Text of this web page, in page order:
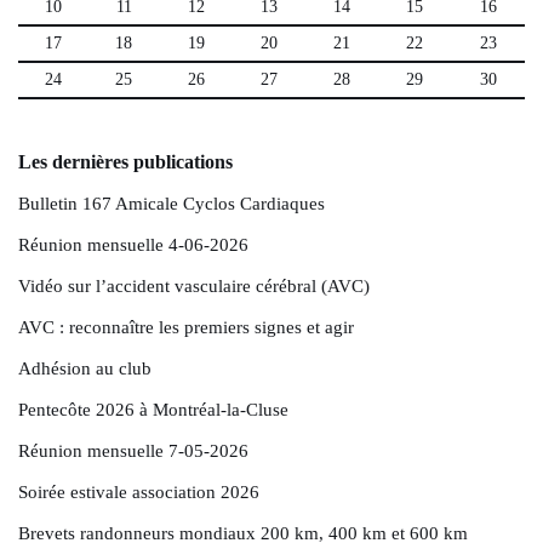
10
11 12 13 14 15
16
17
18 19 20 21 22
23
24
25 26 27 28 29 30
Les dernières publications
Bulletin 167 Amicale Cyclos Cardiaques
Réunion mensuelle 4-06-2026
Vidéo sur l’accident vasculaire cérébral (AVC)
AVC : reconnaître les premiers signes et agir
Adhésion au club
Pentecôte 2026 à Montréal-la-Cluse
Réunion mensuelle 7-05-2026
Soirée estivale association 2026
Brevets randonneurs mondiaux 200 km, 400 km et 600 km